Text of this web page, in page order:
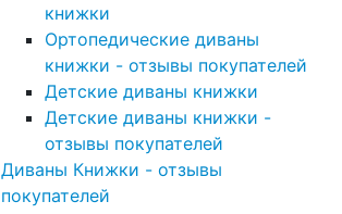
книжки
Ортопедические диваны
книжки - отзывы покупателей
Детские диваны книжки
Детские диваны книжки -
отзывы покупателей
Диваны Книжки - отзывы
покупателей